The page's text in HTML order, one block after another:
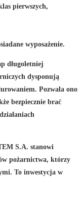
pierwszych,
wyposażenie.
długoletniej
dysponują
Pozwala ono
bezpiecznie brać
S.A. stanowi
pożarnictwa, którzy
To inwestycja w